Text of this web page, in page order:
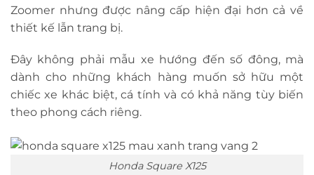
Zoomer nhưng được nâng cấp hiện đại hơn cả về
thiết kế lẫn trang bị.
Đây không phải mẫu xe hướng đến số đông, mà
dành cho những khách hàng muốn sở hữu một
chiếc xe khác biệt, cá tính và có khả năng tùy biến
theo phong cách riêng.
Honda Square X125